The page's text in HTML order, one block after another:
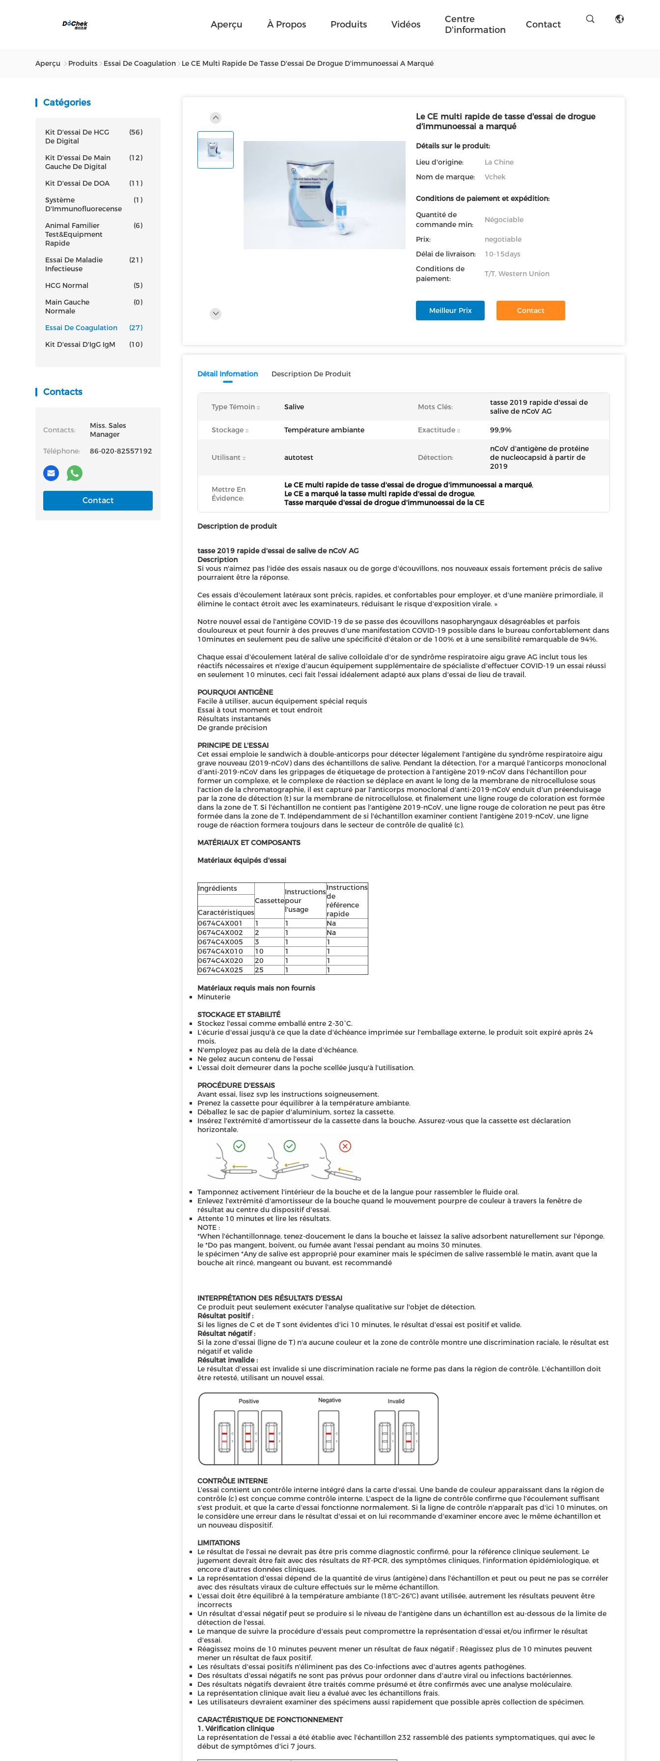
Aperçu À Propos Produits Vidéos
Centre
D'information
Contact
Aperçu Produits Essai De Coagulation Le CE Multi Rapide De Tasse D'essai De Drogue D'immunoessai A Marqué
Catégories
Kit D'essai De HCG
De Digital
(56)
Kit D'essai De Main
Gauche De Digital
(12)
Kit D'essai De DOA
(11)
Système
D'Immunofluorecense
(1)
Animal Familier
Test&Equipment
Rapide
(6)
Essai De Maladie
Infectieuse
(21)
HCG Normal
(5)
Main Gauche
Normale
(0)
Essai De Coagulation
(27)
Kit D'essai D'IgG IgM
(10)
Contacts
Contacts:
Miss. Sales
Manager
Téléphone:
86-020-82557192
Contact
Le CE multi rapide de tasse d'essai de drogue
d'immunoessai a marqué
Détails sur le produit:
Lieu d'origine:
La Chine
Nom de marque:
Vchek
Conditions de paiement et expédition:
Quantité de
commande min:
Négociable
Prix:
negotiable
Délai de livraison:
10-15days
Conditions de
paiement:
T/T, Western Union
Meilleur Prix Contact
Détail Infomation Description De Produit
Type Témoin :: Salive Mots Clés:
tasse 2019 rapide d'essai de
salive de nCoV AG
Stockage :: Température ambiante Exactitude :: 99,9%
Utilisant :: autotest Détection:
nCoV d'antigène de protéine
de nucleocapsid à partir de
2019
Mettre En
Évidence:
Le CE multi rapide de tasse d'essai de drogue d'immunoessai a marqué,
Le CE a marqué la tasse multi rapide d'essai de drogue,
Tasse marquée d'essai de drogue d'immunoessai de la CE
Description de produit
tasse 2019 rapide d'essai de salive de nCoV AG
Description
Si vous n'aimez pas l'idée des essais nasaux ou de gorge d'écouvillons, nos nouveaux essais fortement précis de salive
pourraient être la réponse.
Ces essais d'écoulement latéraux sont précis, rapides, et confortables pour employer, et d'une manière primordiale, il
élimine le contact étroit avec les examinateurs, réduisant le risque d'exposition virale. »
Notre nouvel essai de l'antigène COVID-19 de se passe des écouvillons nasopharyngaux désagréables et parfois
douloureux et peut fournir à des preuves d'une manifestation COVID-19 possible dans le bureau confortablement dans
10minutes en seulement peu de salive une spécificité d'étalon or de 100% et à une sensibilité remarquable de 94%.
Chaque essai d'écoulement latéral de salive colloïdale d'or de syndrôme respiratoire aigu grave AG inclut tous les
réactifs nécessaires et n'exige d'aucun équipement supplémentaire de spécialiste d'effectuer COVID-19 un essai réussi
en seulement 10 minutes, ceci fait l'essai idéalement adapté aux plans d'essai de lieu de travail.
POURQUOI ANTIGÈNE
Facile à utiliser, aucun équipement spécial requis
Essai à tout moment et tout endroit
Résultats instantanés
De grande précision
PRINCIPE DE L'ESSAI
Cet essai emploie le sandwich à double-anticorps pour détecter légalement l'antigène du syndrôme respiratoire aigu
grave nouveau (2019-nCoV) dans des échantillons de salive. Pendant la détection, l'or a marqué l'anticorps monoclonal
d'anti-2019-nCoV dans les grippages de étiquetage de protection à l'antigène 2019-nCoV dans l'échantillon pour
former un complexe, et le complexe de réaction se déplace en avant le long de la membrane de nitrocellulose sous
l'action de la chromatographie, il est capturé par l'anticorps monoclonal d'anti-2019-nCoV enduit d'un préenduisage
par la zone de détection (t) sur la membrane de nitrocellulose, et finalement une ligne rouge de coloration est formée
dans la zone de T. Si l'échantillon ne contient pas l'antigène 2019-nCoV, une ligne rouge de coloration ne peut pas être
formée dans la zone de T. Indépendamment de si l'échantillon examiner contient l'antigène 2019-nCoV, une ligne
rouge de réaction formera toujours dans le secteur de contrôle de qualité (c).
MATÉRIAUX ET COMPOSANTS
Matériaux équipés d'essai
Ingrédients
Cassette
Instructions
pour
l'usage
Instructions
de
référence
rapide
Caractéristiques
0674C4X001
1 1
Na
0674C4X002
2 1
Na
0674C4X005
3 1
1
0674C4X010
10 1
1
0674C4X020
20 1
1
0674C4X025
25 1 1
Matériaux requis mais non fournis
Minuterie
STOCKAGE ET STABILITÉ
Stockez l'essai comme emballé entre 2-30°C.
L'écurie d'essai jusqu'à ce que la date d'échéance imprimée sur l'emballage externe, le produit soit expiré après 24
mois.
N'employez pas au delà de la date d'échéance.
Ne gelez aucun contenu de l'essai
L'essai doit demeurer dans la poche scellée jusqu'à l'utilisation.
PROCÉDURE D'ESSAIS
Avant essai, lisez svp les instructions soigneusement.
Prenez la cassette pour équilibrer à la température ambiante.
Déballez le sac de papier d'aluminium, sortez la cassette.
Insérez l'extrémité d'amortisseur de la cassette dans la bouche. Assurez-vous que la cassette est déclaration
horizontale.
Tamponnez activement l'intérieur de la bouche et de la langue pour rassembler le fluide oral.
Enlevez l'extrémité d'amortisseur de la bouche quand le mouvement pourpre de couleur à travers la fenêtre de
résultat au centre du dispositif d'essai.
Attente 10 minutes et lire les résultats.
NOTE :
*When l'échantillonnage, tenez-doucement le dans la bouche et laissez la salive adsorbent naturellement sur l'éponge.
le *Do pas mangent, boivent, ou fumée avant l'essai pendant au moins 30 minutes.
le spécimen *Any de salive est approprié pour examiner mais le spécimen de salive rassemblé le matin, avant que la
bouche ait rincé, mangeant ou buvant, est recommandé
INTERPRÉTATION DES RÉSULTATS D'ESSAI
Ce produit peut seulement exécuter l'analyse qualitative sur l'objet de détection.
Résultat positif :
Si les lignes de C et de T sont évidentes d'ici 10 minutes, le résultat d'essai est positif et valide.
Résultat négatif :
Si la zone d'essai (ligne de T) n'a aucune couleur et la zone de contrôle montre une discrimination raciale, le résultat est
négatif et valide
Résultat invalide :
Le résultat d'essai est invalide si une discrimination raciale ne forme pas dans la région de contrôle. L'échantillon doit
être retesté, utilisant un nouvel essai.
CONTRÔLE INTERNE
L'essai contient un contrôle interne intégré dans la carte d'essai. Une bande de couleur apparaissant dans la région de
contrôle (c) est conçue comme contrôle interne. L'aspect de la ligne de contrôle confirme que l'écoulement suffisant
s'est produit, et que la carte d'essai fonctionne normalement. Si la ligne de contrôle n'apparaît pas d'ici 10 minutes, on
le considère une erreur dans le résultat d'essai et on lui recommande d'examiner encore avec le même échantillon et
un nouveau dispositif.
LIMITATIONS
Le résultat de l'essai ne devrait pas être pris comme diagnostic confirmé, pour la référence clinique seulement. Le
jugement devrait être fait avec des résultats de RT-PCR, des symptômes cliniques, l'information épidémiologique, et
encore d'autres données cliniques.
La représentation d'essai dépend de la quantité de virus (antigène) dans l'échantillon et peut ou peut ne pas se corréler
avec des résultats viraux de culture effectués sur le même échantillon.
L'essai doit être équilibré à la température ambiante (18℃~26℃) avant utilisée, autrement les résultats peuvent être
incorrects
Un résultat d'essai négatif peut se produire si le niveau de l'antigène dans un échantillon est au-dessous de la limite de
détection de l'essai.
Le manque de suivre la procédure d'essais peut compromettre la représentation d'essai et/ou infirmer le résultat
d'essai.
Réagissez moins de 10 minutes peuvent mener un résultat de faux négatif ; Réagissez plus de 10 minutes peuvent
mener un résultat de faux positif.
Les résultats d'essai positifs n'éliminent pas des Co-infections avec d'autres agents pathogènes.
Des résultats d'essai négatifs ne sont pas prévus pour ordonner dans d'autre viral ou infections bactériennes.
Des résultats négatifs devraient être traités comme présumé et être confirmés avec une analyse moléculaire.
La représentation clinique avait lieu a évalué avec les échantillons frais.
Les utilisateurs devraient examiner des spécimens aussi rapidement que possible après collection de spécimen.
CARACTÉRISTIQUE DE FONCTIONNEMENT
1. Vérification clinique
La représentation de l'essai a été établie avec l'échantillon 232 rassemblé des patients symptomatiques, qui avec le
début de symptômes d'ici 7 jours.